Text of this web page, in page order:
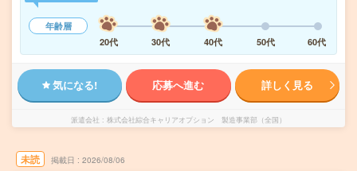
年齢層
20代
30代 40代 50代 60代
気になる! 応募へ進む 詳しく見る
派遣会社 株式会社綜合キャリアオプション 製造事業部（全国）
未読 掲載日 2026/08/06